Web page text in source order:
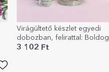
Virágültető készlet egyedi
dobozban, felirattal: Boldog
húsvétot!
3 102 Ft